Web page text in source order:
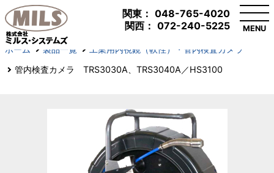
関東： 048-765-4020
関西： 072-240-5225 MENU
ホーム 製品一覧
工業用内視鏡（軟性）・管内検査カメラ
管内検査カメラ TRS3030A、TRS3040A／HS3100